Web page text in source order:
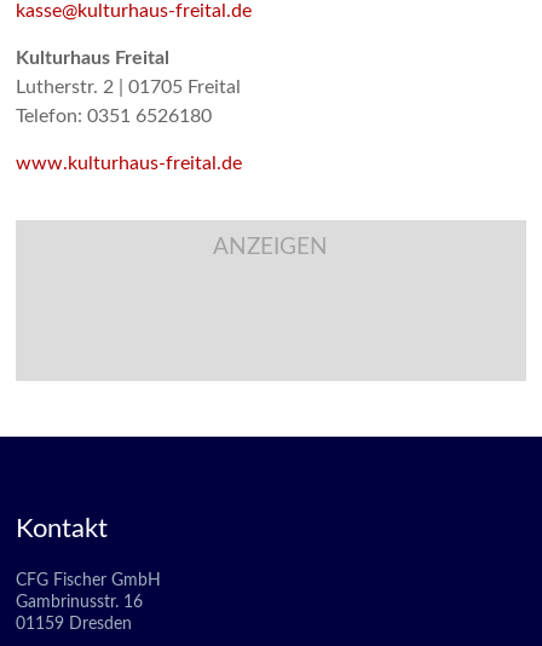
kasse@kulturhaus-freital.de
Kulturhaus Freital
Lutherstr. 2 | 01705 Freital
Telefon: 0351 6526180
www.kulturhaus-freital.de
ANZEIGEN
Kontakt
CFG Fischer GmbH
Gambrinusstr. 16
01159 Dresden